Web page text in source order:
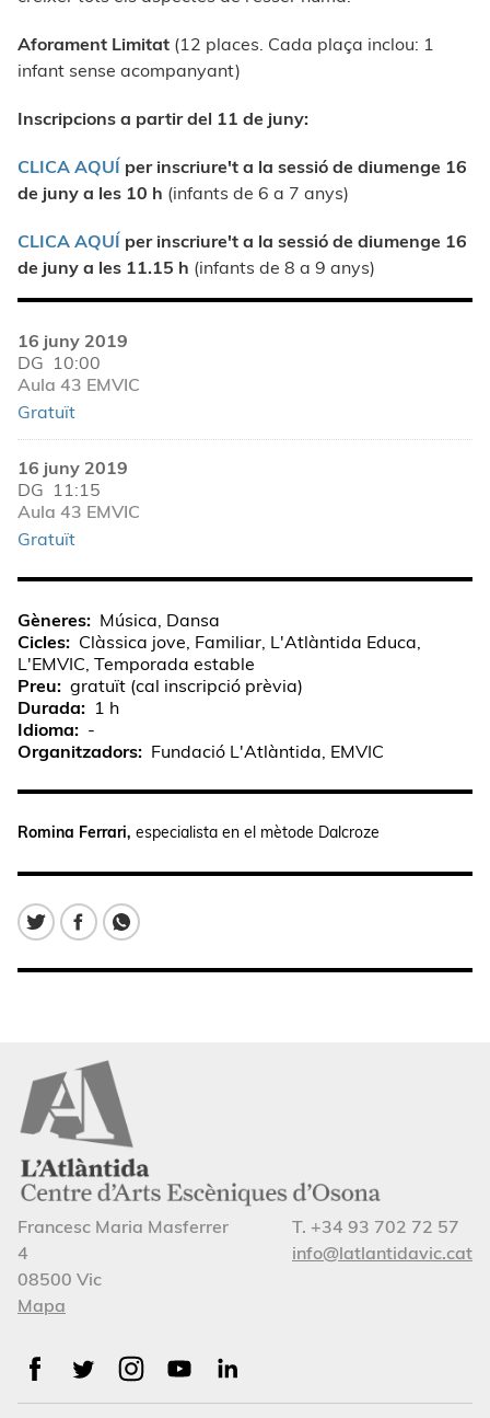
Aforament Limitat (12 places. Cada plaça inclou: 1
infant sense acompanyant)
Inscripcions a partir del 11 de juny:
CLICA AQUÍ per inscriure't a la sessió de diumenge 16
de juny a les 10 h (infants de 6 a 7 anys)
CLICA AQUÍ per inscriure't a la sessió de diumenge 16
de juny a les 11.15 h (infants de 8 a 9 anys)
16 juny 2019
DG 10:00
Aula 43 EMVIC
Gratuït
16 juny 2019
DG 11:15
Aula 43 EMVIC
Gratuït
Gèneres
Música, Dansa
Cicles
Clàssica jove, Familiar, L'Atlàntida Educa,
L'EMVIC, Temporada estable
Preu
gratuït (cal inscripció prèvia)
Durada
1 h
Idioma
-
Organitzadors
Fundació L'Atlàntida, EMVIC
Romina Ferrari, especialista en el mètode Dalcroze
Francesc Maria Masferrer
4
08500 Vic
Mapa
T. +34 93 702 72 57
info@latlantidavic.cat